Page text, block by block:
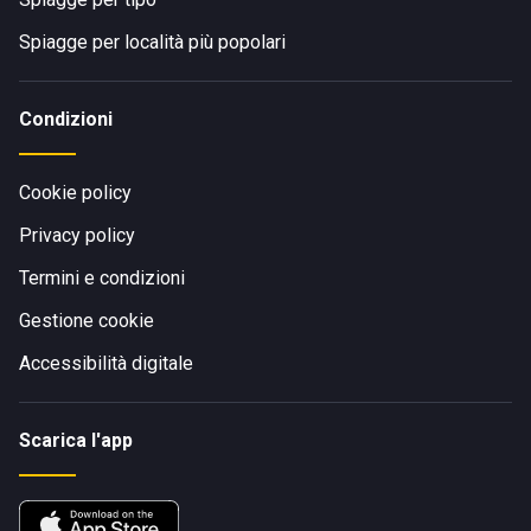
Spiagge per località più popolari
Condizioni
Cookie policy
Privacy policy
Termini e condizioni
Gestione cookie
Accessibilità digitale
Scarica l'app